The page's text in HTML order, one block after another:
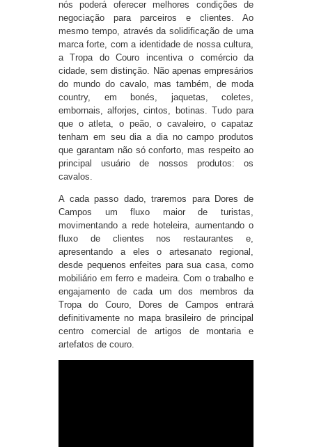
nós poderá oferecer melhores condições de
negociação para parceiros e clientes. Ao
mesmo tempo, através da solidificação de uma
marca forte, com a identidade de nossa cultura,
a Tropa do Couro incentiva o comércio da
cidade, sem distinção. Não apenas empresários
do mundo do cavalo, mas também, de moda
country, em bonés, jaquetas, coletes,
embornais, alforjes, cintos, botinas. Tudo para
que o atleta, o peão, o cavaleiro, o capataz
tenham em seu dia a dia no campo produtos
que garantam não só conforto, mas respeito ao
principal usuário de nossos produtos: os
cavalos.
A cada passo dado, traremos para Dores de
Campos um fluxo maior de turistas,
movimentando a rede hoteleira, aumentando o
fluxo de clientes nos restaurantes e,
apresentando a eles o artesanato regional,
desde pequenos enfeites para sua casa, como
mobiliário em ferro e madeira. Com o trabalho e
engajamento de cada um dos membros da
Tropa do Couro, Dores de Campos entrará
definitivamente no mapa brasileiro de principal
centro comercial de artigos de montaria e
artefatos de couro.